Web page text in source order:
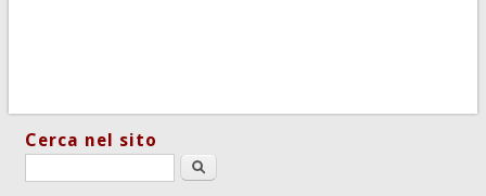
Cerca nel sito
Search this site